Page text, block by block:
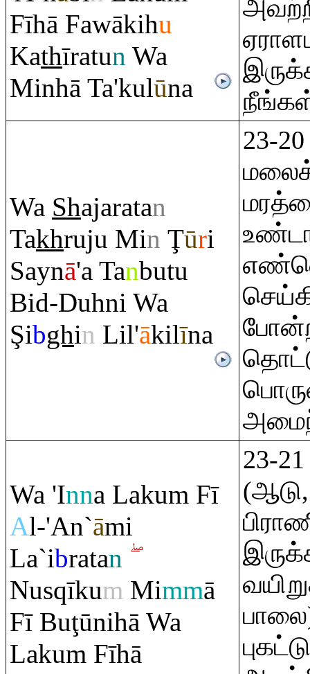
Fīhā Fawākihu
Kathīratun Wa
Minhā Ta'kulūna
நீங்கள்
Wa Shajaratan
Takhruju Min Ţūri
Saynā'a Tanbutu
Bid-Duhni Wa
Şibghin Lil'ākilīna
23-
Wa 'Inna Lakum Fī
Al-'An`āmi
La`ibratan
Nusqīkum Mimmā
Fī Buţūnihā Wa
Lakum Fīhā
23-